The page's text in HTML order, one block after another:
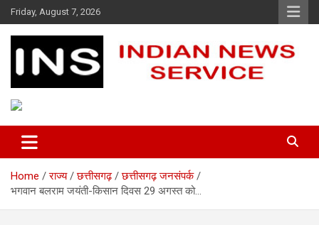
Skip
to
content
Friday, August 7, 2026
Indian News Service
Home राज्य छत्तीसगढ़
छत्तीसगढ़ जनसंपर्क
भगवान बलराम जयंती-किसान दिवस 29 अगस्त को…